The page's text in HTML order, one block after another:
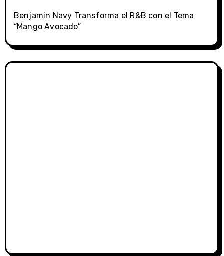
Benjamin Navy Transforma el R&B con el Tema
“Mango Avocado”